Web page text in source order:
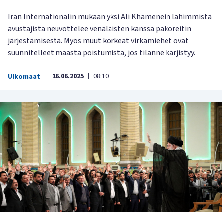
Iran Internationalin mukaan yksi Ali Khamenein lähimmistä
avustajista neuvottelee venäläisten kanssa pakoreitin
järjestämisestä. Myös muut korkeat virkamiehet ovat
suunnitelleet maasta poistumista, jos tilanne kärjistyy.
Ulkomaat 16.06.2025 | 08:10